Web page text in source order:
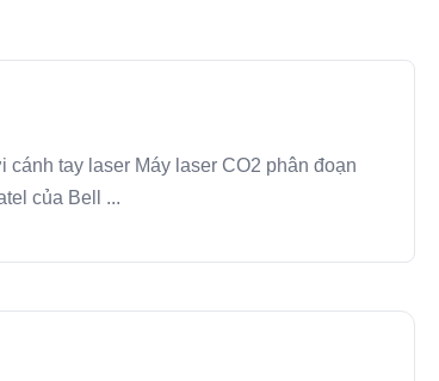
tay laser Máy laser CO2 phân đoạn
của Bell ...